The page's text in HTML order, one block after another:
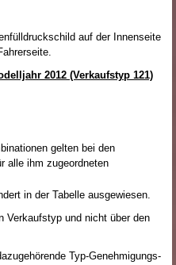
auf der Innenseite
2012 (Verkaufstyp 121)
gelten bei den
alle ihm zugeordneten
in der Tabelle ausgewiesen.
Verkaufstyp und nicht über den
Typ-Genehmigungs-